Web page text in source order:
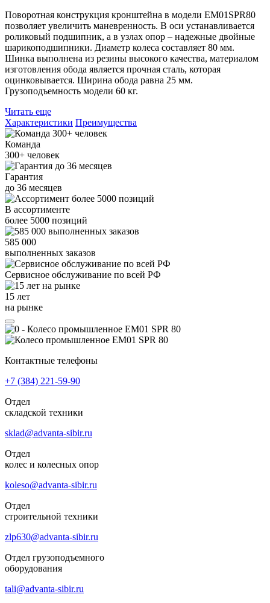
Поворотная конструкция кронштейна в модели EM01SPR80
позволяет увеличить маневренность. В оси устанавливается
роликовый подшипник, а в узлах опор – надежные двойные
шарикоподшипники. Диаметр колеса составляет 80 мм.
Шинка выполнена из резины высокого качества, материалом
изготовления обода является прочная сталь, которая
оцинковывается. Ширина обода равна 25 мм.
Грузоподъемность модели 60 кг.
Читать еще
Характеристики Преимущества
Команда
300+ человек
Гарантия
до 36 месяцев
В ассортименте
более 5000 позиций
585 000
выполненных заказов
Сервисное обслуживание по всей РФ
15 лет
на рынке
Контактные телефоны
+7 (384) 221-59-90
Отдел
складской техники
sklad@advanta-sibir.ru
Отдел
колес и колесных опор
koleso@advanta-sibir.ru
Отдел
строительной техники
zlp630@advanta-sibir.ru
Отдел грузоподъемного
оборудования
tali@advanta-sibir.ru